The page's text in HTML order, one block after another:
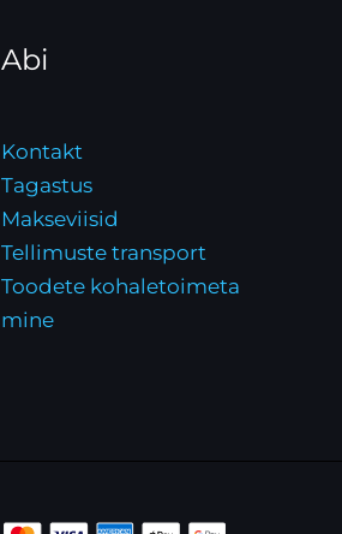
Abi
Kontakt
Tagastus
Makseviisid
Tellimuste transport
Toodete kohaletoimeta
mine